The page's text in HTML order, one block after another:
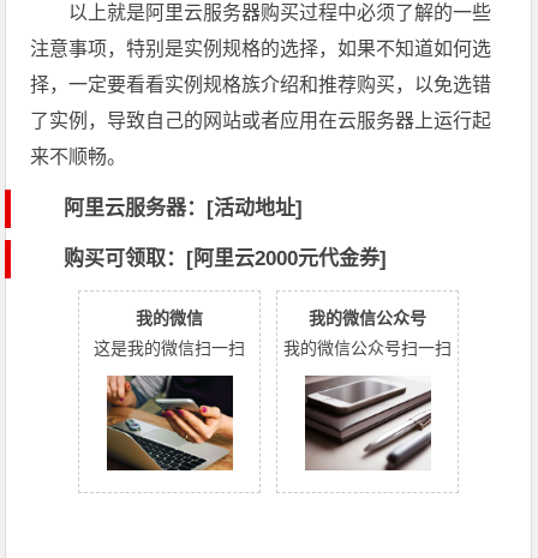
以上就是阿里云服务器购买过程中必须了解的一些
注意事项，特别是实例规格的选择，如果不知道如何选
择，一定要看看实例规格族介绍和推荐购买，以免选错
了实例，导致自己的网站或者应用在云服务器上运行起
来不顺畅。
阿里云服务器：[活动地址]
购买可领取：[阿里云2000元代金券]
我的微信
这是我的微信扫一扫
我的微信公众号
我的微信公众号扫一扫